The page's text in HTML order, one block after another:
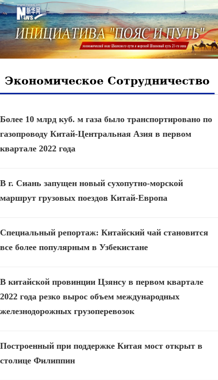
Экономическое Сотрудничество
Более 10 млрд куб. м газа было транспортировано по
газопроводу Китай-Центральная Азия в первом
квартале 2022 года
В г. Сиань запущен новый сухопутно-морской
маршрут грузовых поездов Китай-Европа
Специальный репортаж: Китайский чай становится
все более популярным в Узбекистане
В китайской провинции Цзянсу в первом квартале
2022 года резко вырос объем международных
железнодорожных грузоперевозок
Построенный при поддержке Китая мост открыт в
столице Филиппин